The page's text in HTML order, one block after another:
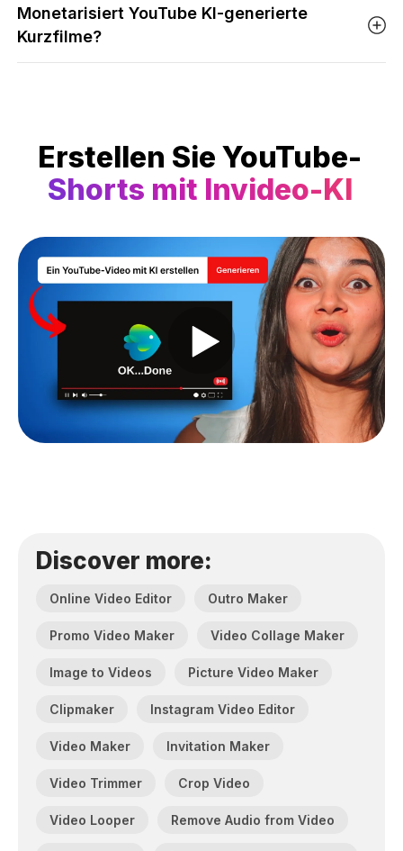
Monetarisiert YouTube KI-generierte
Kurzfilme?
Erstellen Sie YouTube-
Shorts mit Invideo-KI
Discover more:
Online Video Editor Outro Maker
Promo Video Maker Video Collage Maker
Image to Videos Picture Video Maker
Clipmaker Instagram Video Editor
Video Maker Invitation Maker
Video Trimmer Crop Video
Video Looper Remove Audio from Video